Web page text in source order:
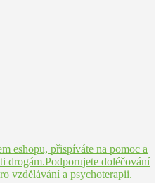
eshopu, přispíváte na pomoc a
drogám.Podporujete doléčování
vzdělávání a psychoterapii.